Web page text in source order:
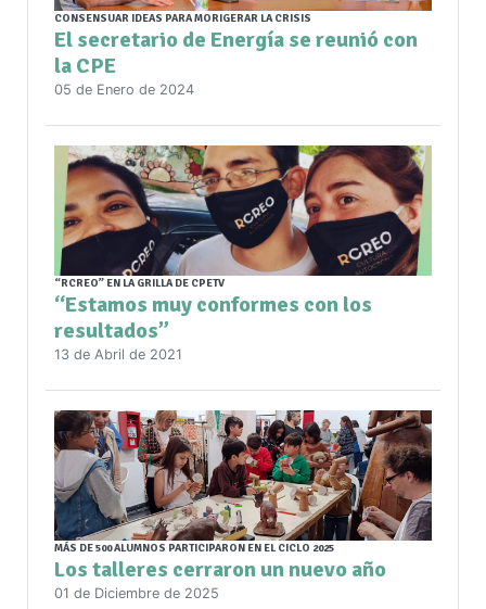
CONSENSUAR IDEAS PARA MORIGERAR LA CRISIS
El secretario de Energía se reunió con
la CPE
05 de Enero de 2024
“RCREO” EN LA GRILLA DE CPETV
“Estamos muy conformes con los
resultados”
13 de Abril de 2021
MÁS DE 500 ALUMNOS PARTICIPARON EN EL CICLO 2025
Los talleres cerraron un nuevo año
01 de Diciembre de 2025